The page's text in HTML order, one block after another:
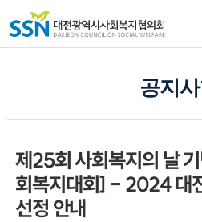
공지
제25회 사회복지의 날
회복지대회] - 2024 대
선정 안내